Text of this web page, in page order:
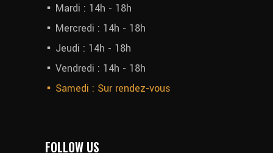
Mardi : 14h - 18h
Mercredi : 14h - 18h
Jeudi : 14h - 18h
Vendredi : 14h - 18h
Samedi : Sur rendez-vous
FOLLOW US